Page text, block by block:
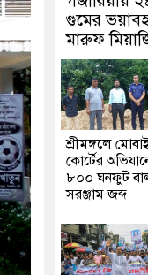
গুমের
মারুফ
শ্রীমঙ্গলে
কোর্টের
৮০০ ঘনফুট
সরঞ্জাম জব্দ